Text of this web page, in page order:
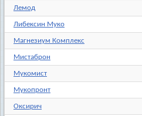
Лемод
Либексин Муко
Магнезиум Комплекс
Мистаброн
Мукомист
Мукопронт
Оксирич